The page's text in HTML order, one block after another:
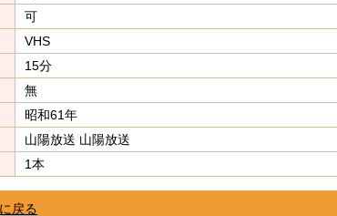
可
VHS
15分
無
昭和61年
山陽放送 山陽放送
1本
戻る